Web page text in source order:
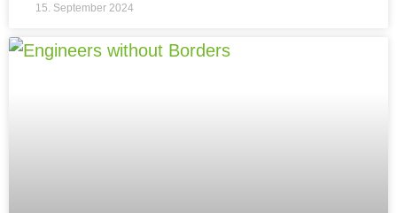
15. September 2024